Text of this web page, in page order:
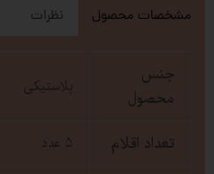
مشخصات محصول نظرات
جنس
محصول
پلاستیکی
تعداد اقلام 5 عدد